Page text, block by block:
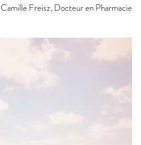
Camille Freisz, Docteur en Pharmacie